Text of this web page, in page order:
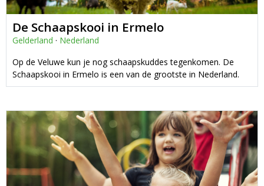
De Schaapskooi in Ermelo
Gelderland · Nederland
Op de Veluwe kun je nog schaapskuddes tegenkomen. De
Schaapskooi in Ermelo is een van de grootste in Nederland.